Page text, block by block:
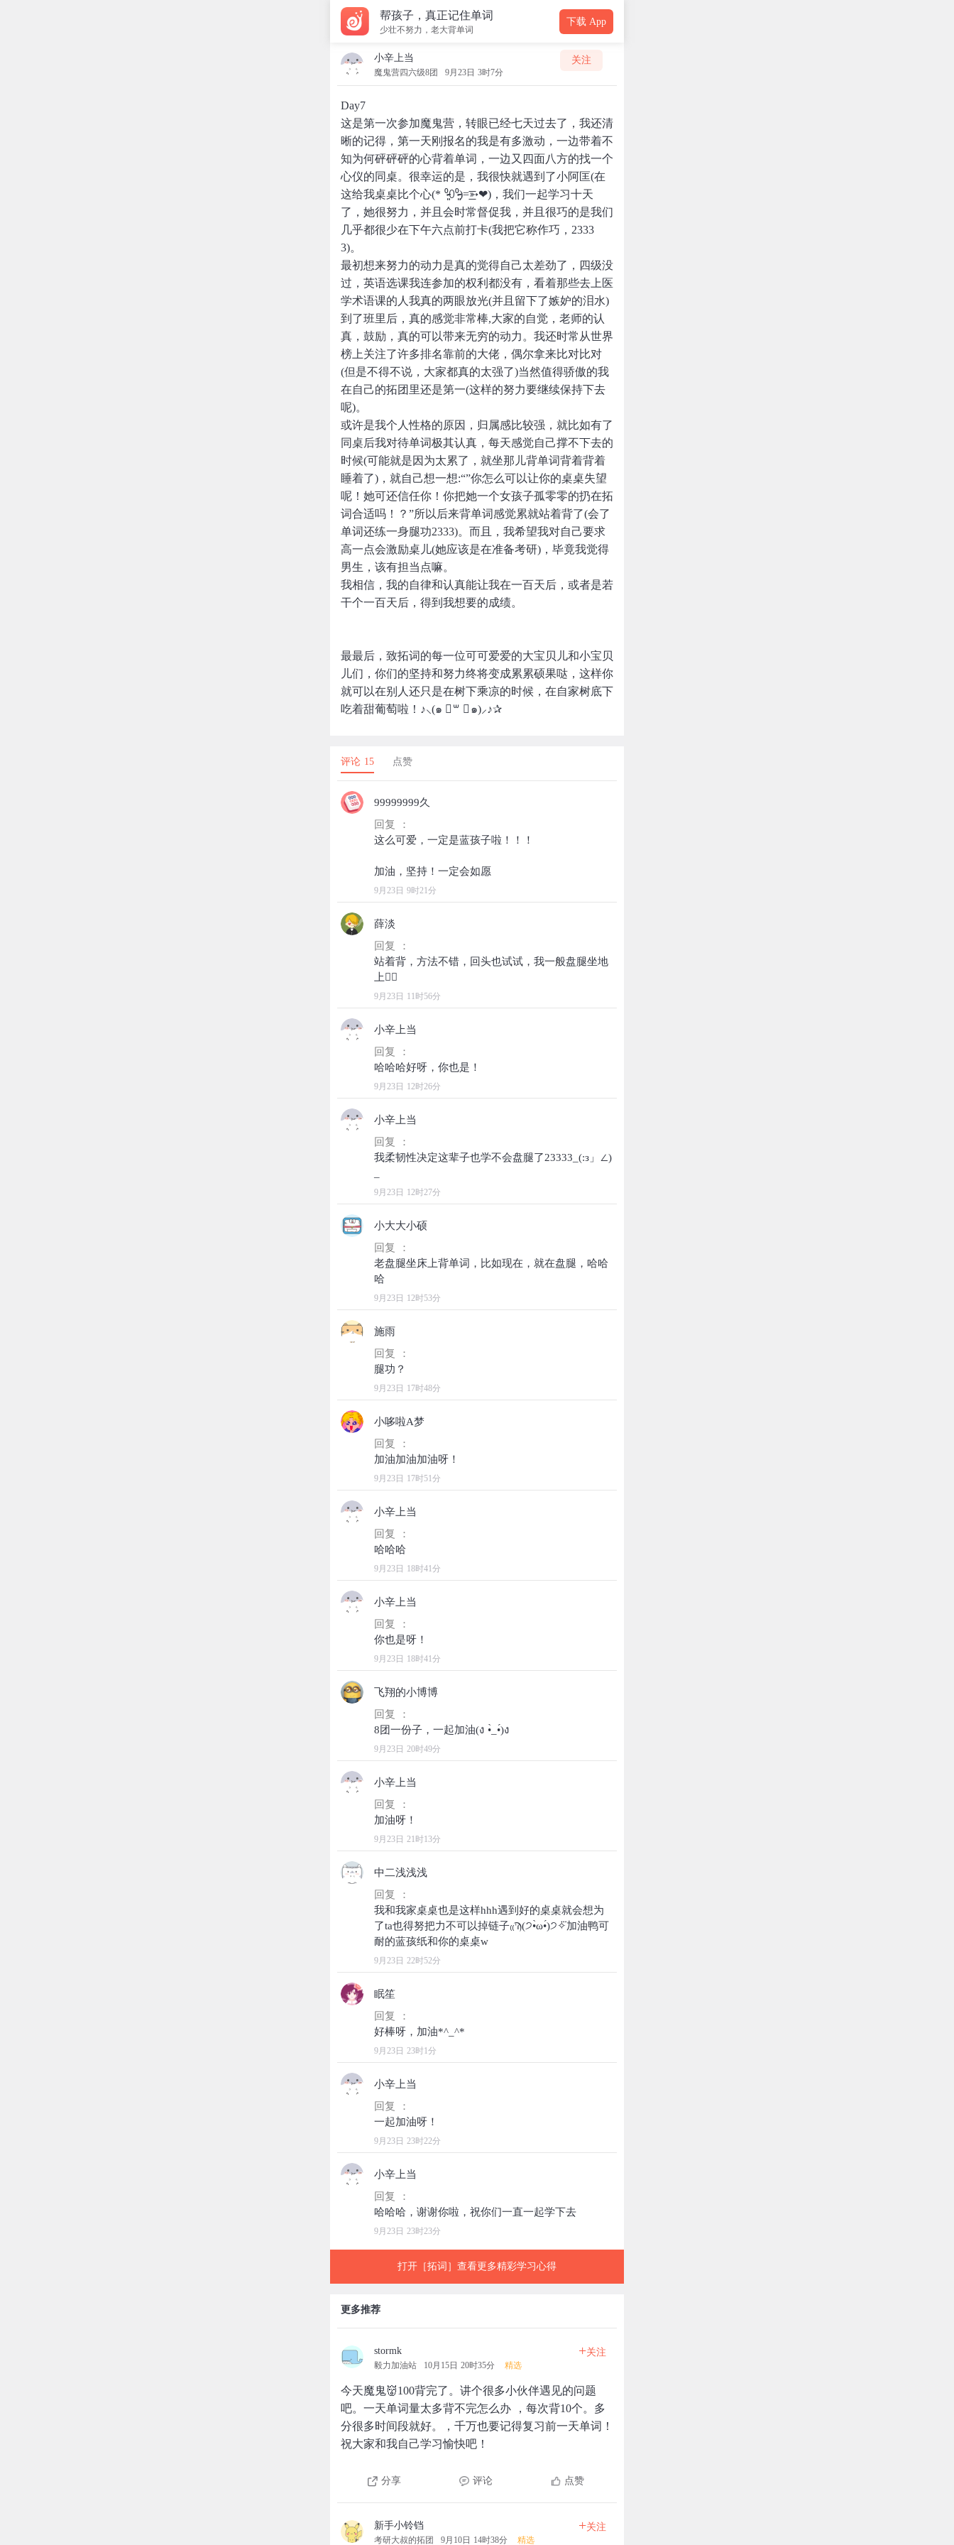
帮孩子，真正记住单词
少壮不努力，老大背单词
下载 App
小辛上当
魔鬼营四六级8团 9月23日 3时7分
关注
Day7
这是第一次参加魔鬼营，转眼已经七天过去了，我还清
晰的记得，第一天刚报名的我是有多激动，一边带着不
知为何砰砰砰的心背着单词，一边又四面八方的找一个
心仪的同桌。很幸运的是，我很快就遇到了小阿匡(在
这给我桌桌比个心(* ⁰̷̴͈꒨⁰̷̴͈)=͟͟͞͞➳❤)，我们一起学习十天
了，她很努力，并且会时常督促我，并且很巧的是我们
几乎都很少在下午六点前打卡(我把它称作巧，2333
3)。
最初想来努力的动力是真的觉得自己太差劲了，四级没
过，英语选课我连参加的权利都没有，看着那些去上医
学术语课的人我真的两眼放光(并且留下了嫉妒的泪水)
到了班里后，真的感觉非常棒,大家的自觉，老师的认
真，鼓励，真的可以带来无穷的动力。我还时常从世界
榜上关注了许多排名靠前的大佬，偶尔拿来比对比对
(但是不得不说，大家都真的太强了)当然值得骄傲的我
在自己的拓团里还是第一(这样的努力要继续保持下去
呢)。
或许是我个人性格的原因，归属感比较强，就比如有了
同桌后我对待单词极其认真，每天感觉自己撑不下去的
时候(可能就是因为太累了，就坐那儿背单词背着背着
睡着了)，就自己想一想:“”你怎么可以让你的桌桌失望
呢！她可还信任你！你把她一个女孩子孤零零的扔在拓
词合适吗！？”所以后来背单词感觉累就站着背了(会了
单词还练一身腿功2333)。而且，我希望我对自己要求
高一点会激励桌儿(她应该是在准备考研)，毕竟我觉得
男生，该有担当点嘛。
我相信，我的自律和认真能让我在一百天后，或者是若
干个一百天后，得到我想要的成绩。
最最后，致拓词的每一位可可爱爱的大宝贝儿和小宝贝
儿们，你们的坚持和努力终将变成累累硕果哒，这样你
就可以在别人还只是在树下乘凉的时候，在自家树底下
吃着甜葡萄啦！♪⸜(๑ ॑꒳ ॑๑)⸝♪✰
评论 15 点赞
99999999久
回复 ：
这么可爱，一定是蓝孩子啦！！！
9月23日 9时21分
薛淡
回复 ：
站着背，方法不错，回头也试试，我一般盘腿坐地
9月23日 11时56分
小辛上当
回复 ：
9月23日 12时26分
小辛上当
回复 ：
我柔韧性决定这辈子也学不会盘腿了23333_(:з」∠)
9月23日 12时27分
小大大小硕
回复 ：
老盘腿坐床上背单词，比如现在，就在盘腿，哈哈
9月23日 12时53分
施雨
回复 ：
9月23日 17时48分
小哆啦A梦
回复 ：
9月23日 17时51分
小辛上当
回复 ：
9月23日 18时41分
小辛上当
回复 ：
9月23日 18时41分
飞翔的小博博
回复 ：
9月23日 20时49分
小辛上当
回复 ：
9月23日 21时13分
中二浅浅浅
回复 ：
我和我家桌桌也是这样hhh遇到好的桌桌就会想为
了ta也得努把力不可以掉链子₍₍Ϡ(੭•̀ω•́)੭✧⃛加油鸭可
9月23日 22时52分
眠笙
回复 ：
9月23日 23时1分
小辛上当
回复 ：
9月23日 23时22分
小辛上当
回复 ：
9月23日 23时23分
打开［拓词］查看更多精彩学习心得
更多推荐
stormk
毅力加油站 10月15日 20时35分 精选
+关注
今天魔鬼👹100背完了。讲个很多小伙伴遇见的问题
吧。一天单词量太多背不完怎么办 ，每次背10个。多
分很多时间段就好。，千万也要记得复习前一天单词！
祝大家和我自己学习愉快吧！
分享 评论 点赞
新手小铃铛
考研大叔的拓团 9月10日 14时38分 精选
+关注